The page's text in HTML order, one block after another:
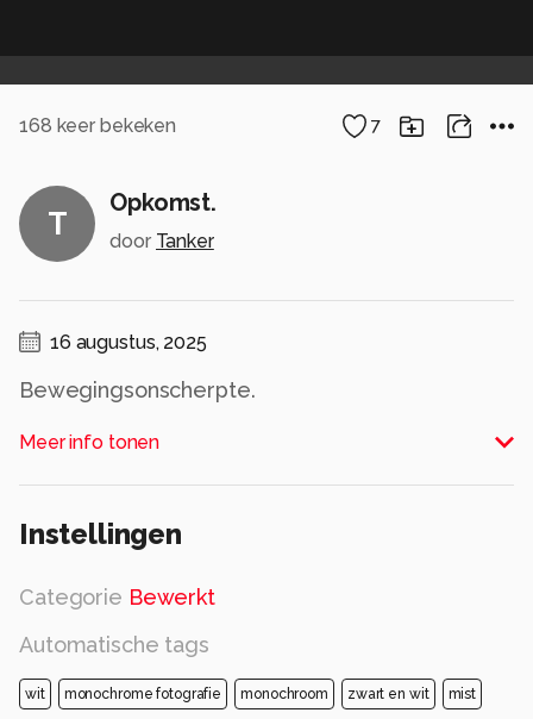
168 keer bekeken 7
T
Opkomst.
door Tanker
16 augustus, 2025
Bewegingsonscherpte.
Alle rechten voorbehouden
Meer info tonen
Instellingen
Categorie Bewerkt
Automatische tags
wit monochrome fotografie monochroom zwart en wit mist